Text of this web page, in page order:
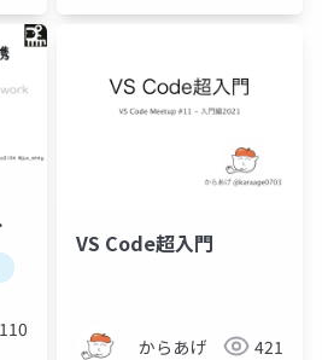
110
VS Code超入門
からあげ 421